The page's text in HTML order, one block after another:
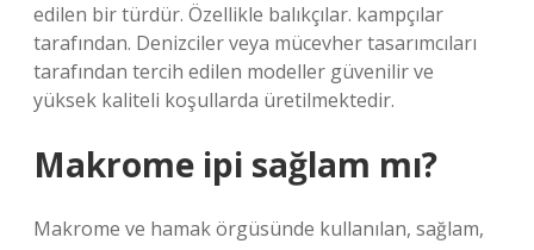
edilen bir türdür. Özellikle balıkçılar. kampçılar
tarafından. Denizciler veya mücevher tasarımcıları
tarafından tercih edilen modeller güvenilir ve
yüksek kaliteli koşullarda üretilmektedir.
Makrome ipi sağlam mı?
Makrome ve hamak örgüsünde kullanılan, sağlam,